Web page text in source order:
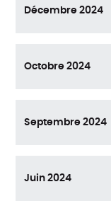
Décembre 2024
Octobre 2024
Septembre 2024
Juin 2024